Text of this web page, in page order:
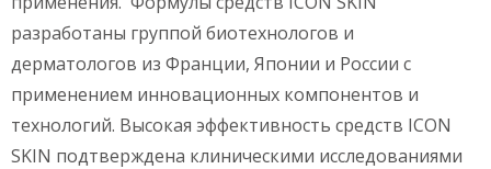
разработаны группой биотехнологов и
дерматологов из Франции, Японии и России с
применением инновационных компонентов и
технологий. Высокая эффективность средств ICON
SKIN подтверждена клиническими исследованиями